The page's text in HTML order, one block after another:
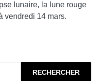
lunaire, la lune rouge
vendredi 14 mars.
RECHERCHER